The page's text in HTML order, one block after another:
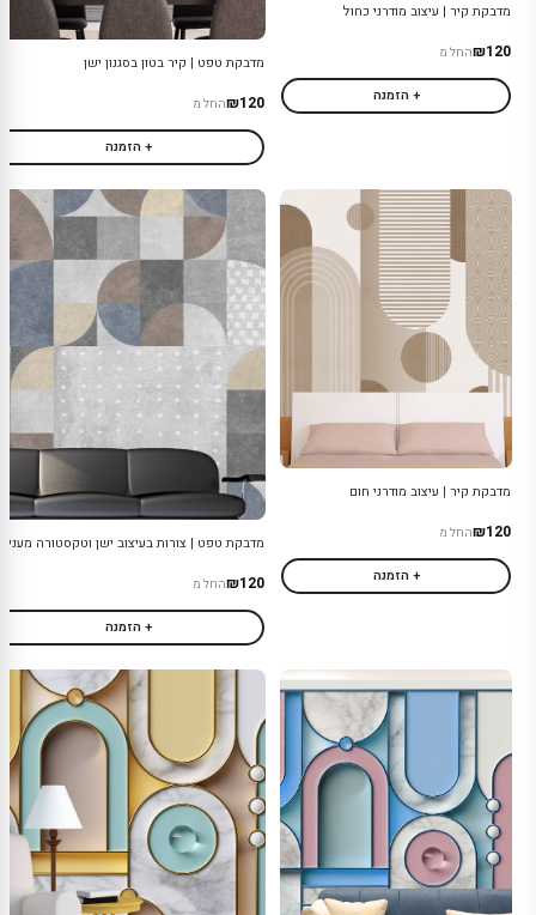
מדבקת קיר | עיצוב מודרני כחול
₪120החל מ
+ הזמנה
מדבקת טפט | קיר בטון בסגנון ישן
₪120החל מ
+ הזמנה
מדבקת קיר | עיצוב מודרני חום
₪120החל מ
+ הזמנה
מדבקת טפט | צורות בעיצוב ישן וטקסטורה
₪120החל מ
+ הזמנה